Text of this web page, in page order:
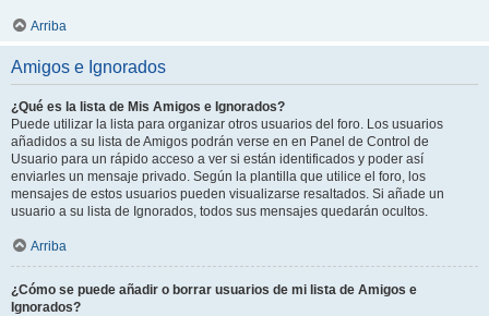
Arriba
Amigos e Ignorados
¿Qué es la lista de Mis Amigos e Ignorados?
Puede utilizar la lista para organizar otros usuarios del foro. Los usuarios
añadidos a su lista de Amigos podrán verse en en Panel de Control de
Usuario para un rápido acceso a ver si están identificados y poder así
enviarles un mensaje privado. Según la plantilla que utilice el foro, los
mensajes de estos usuarios pueden visualizarse resaltados. Si añade un
usuario a su lista de Ignorados, todos sus mensajes quedarán ocultos.
Arriba
¿Cómo se puede añadir o borrar usuarios de mi lista de Amigos e
Ignorados?